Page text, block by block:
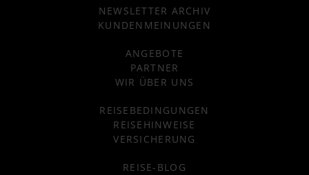
NEWSLETTER ARCHIV
KUNDENMEINUNGEN
ANGEBOTE
PARTNER
WIR ÜBER UNS
REISEBEDINGUNGEN
REISEHINWEISE
VERSICHERUNG
REISE-BLOG